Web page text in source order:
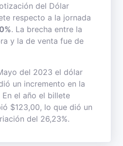
del Dólar
respecto a la jornada
. La brecha entre la
y la de venta fue de
del 2023 el dólar
un incremento en la
el año el billete
$123,00, lo que dió un
del 26,23%.